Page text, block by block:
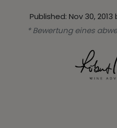
Published: Nov 30,
* Bewertung eines